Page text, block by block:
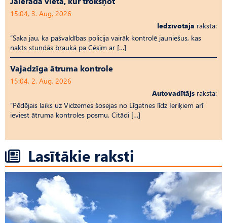
15:04, 3. Aug, 2026
Iedzīvotāja raksta:
“Saka jau, ka pašvaldības policija vairāk kontrolē jauniešus, kas
nakts stundās braukā pa Cēsīm ar […]
Vajadzīga ātruma kontrole
15:04, 2. Aug, 2026
Autovadītājs raksta:
“Pēdējais laiks uz Vid­ze­mes šosejas no Līgatnes līdz Ieriķiem arī
ieviest ātruma kontroles posmu. Citādi […]
Lasītākie raksti